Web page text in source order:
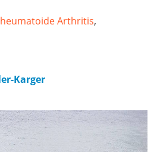
Arthritis,
Karger